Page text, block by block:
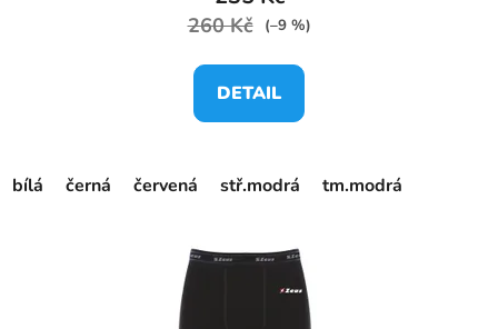
260 Kč (–9 %)
DETAIL
bílá černá červená stř.modrá tm.modrá